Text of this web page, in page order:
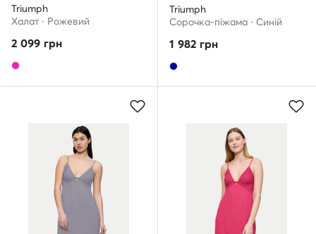
Triumph
Халат · Рожевий
2 099 грн
Triumph
Сорочка-піжама · Cиній
1 982 грн